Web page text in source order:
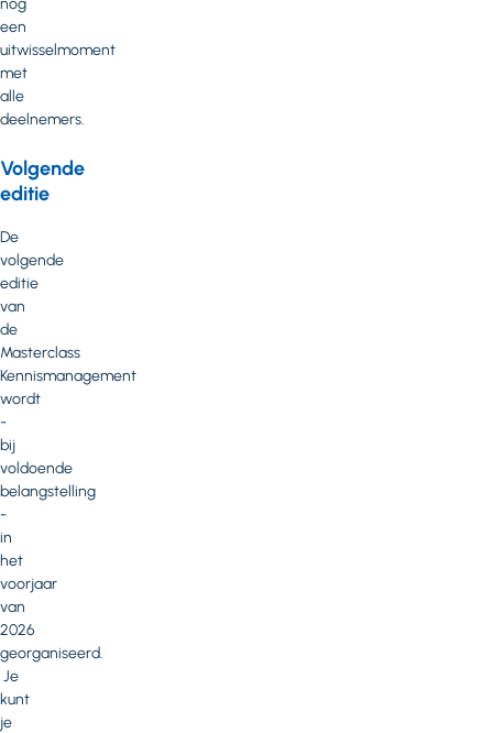
nog
een
uitwisselmoment
met
alle
deelnemers.
Volgende
editie
De
volgende
editie
van
de
Masterclass
Kennismanagement
wordt
-
bij
voldoende
belangstelling
-
in
het
voorjaar
van
2026
georganiseerd.
Je
kunt
je